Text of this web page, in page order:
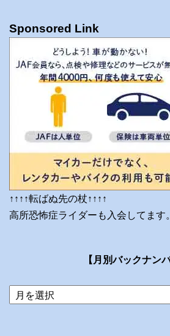
Sponsored Link
↑↑↑↑転ばぬ先の杖↑↑↑↑
高所恐怖症ライダーも入会してます。
【月別バックナンバ
当
ブ